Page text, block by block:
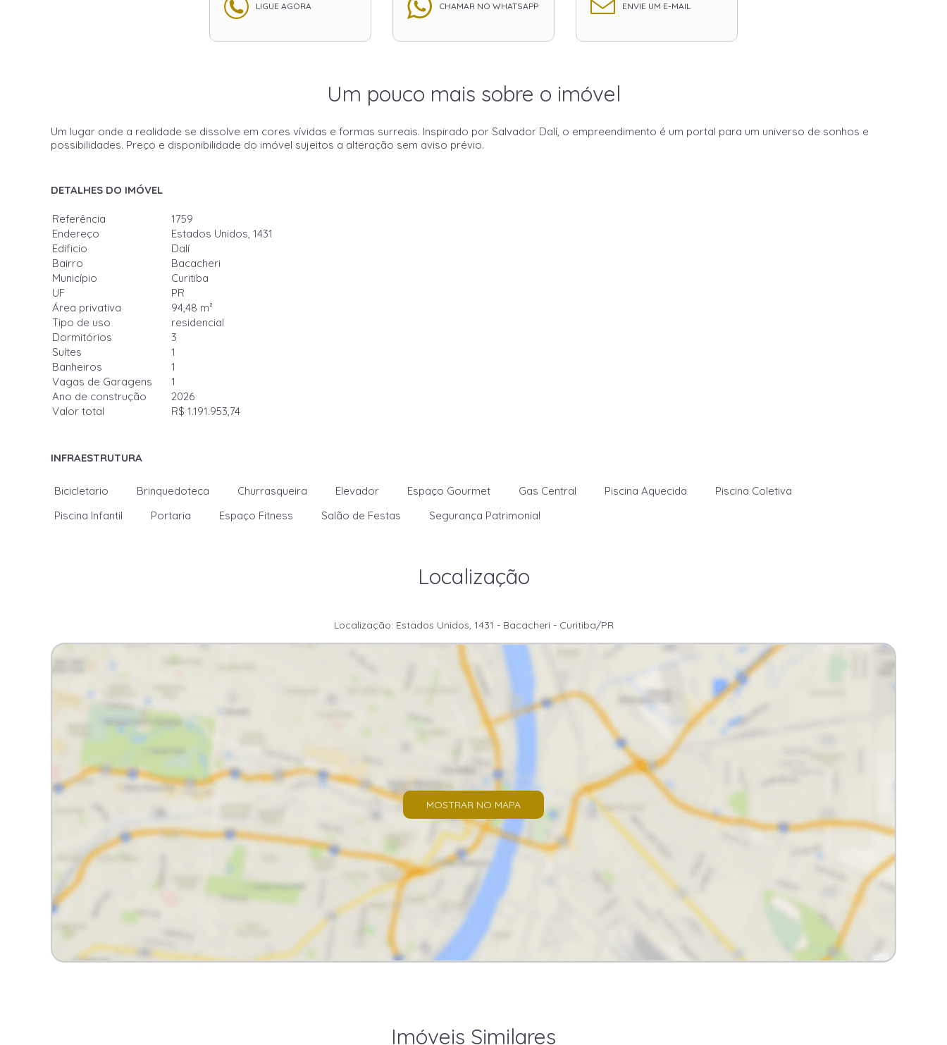
LIGUE AGORA CHAMAR NO WHATSAPP ENVIE UM E-MAIL
Um pouco mais sobre o imóvel
Um lugar onde a realidade se dissolve em cores vívidas e formas surreais. Inspirado por Salvador Dalí, o empreendimento é um portal para um universo de sonhos e
possibilidades. Preço e disponibilidade do imóvel sujeitos a alteração sem aviso prévio.
DETALHES DO IMÓVEL
Referência
1759
Endereço
Estados Unidos, 1431
Edificio
Dalí
Bairro
Bacacheri
Município
Curitiba
UF
PR
Área privativa
94,48 m²
Tipo de uso
residencial
Dormitórios
3
Suítes
1
Banheiros
1
Vagas de Garagens
1
Ano de construção
2026
Valor total
R$ 1.191.953,74
INFRAESTRUTURA
Bicicletario Brinquedoteca Churrasqueira Elevador Espaço Gourmet Gas Central Piscina Aquecida
Piscina Coletiva
Piscina Infantil
Portaria Espaço Fitness Salão de Festas Segurança Patrimonial
Localização
Localização: Estados Unidos, 1431 - Bacacheri - Curitiba/PR
MOSTRAR NO MAPA
Imóveis Similares